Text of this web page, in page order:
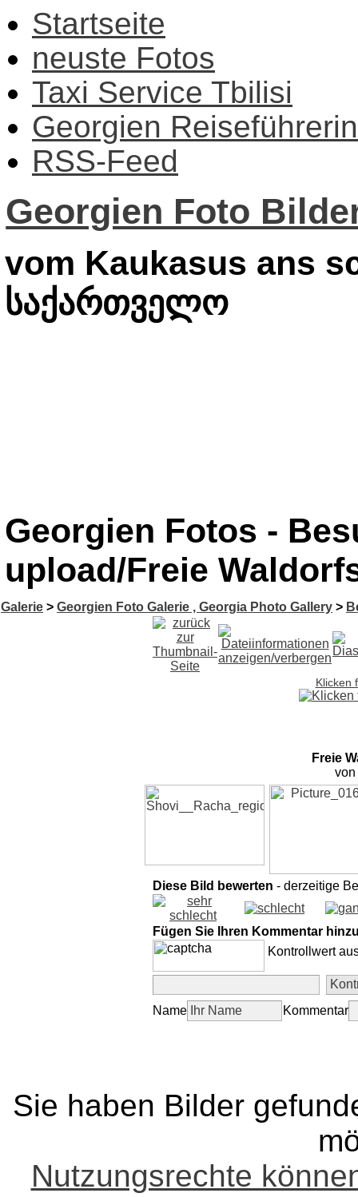
Startseite
neuste Fotos
Taxi Service Tbilisi
Georgien Reiseführerin
RSS-Feed
Georgien Foto
vom Kaukasus ans
საქართველო
Georgien Fotos -
upload/Freie
Galerie > Georgien Foto Galerie , Georgia Photo Gallery >
Klicken
Freie
von
Diese Bild bewerten - derzeitige
Fügen Sie Ihren Kommentar
Kontrollwert
Name Kommentar
Sie haben Bilder
Nutzungsrechte